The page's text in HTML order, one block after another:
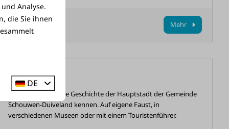
Mehr
Zierikzee
Lernen Sie die lange Geschichte der Hauptstadt der Gemeinde
Schouwen-Duiveland kennen. Auf eigene Faust, in
verschiedenen Museen oder mit einem Touristenführer.
Analyse.
die Sie ihnen
DE